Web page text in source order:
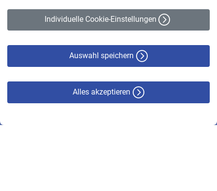
Individuelle Cookie-Einstellungen
Auswahl speichern
Alles akzeptieren
Erklärung zur Barrierefreiheit
© VBL 2026